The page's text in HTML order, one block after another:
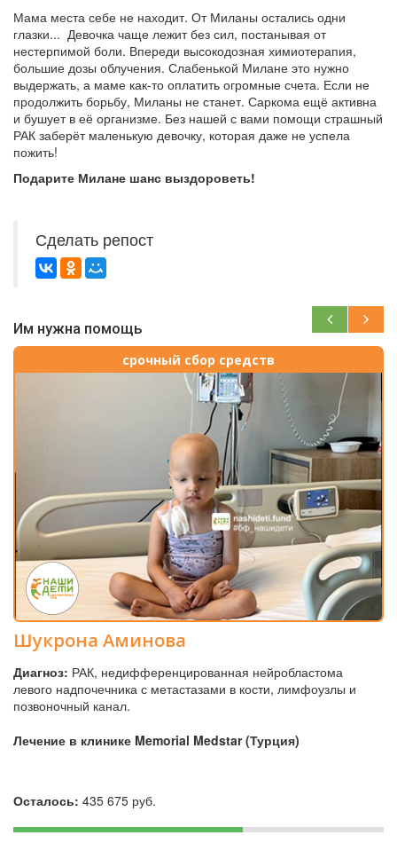
Мама места себе не находит. От Миланы остались одни
глазки... Девочка чаще лежит без сил, постанывая от
нестерпимой боли. Впереди высокодозная химиотерапия,
большие дозы облучения. Слабенькой Милане это нужно
выдержать, а маме как-то оплатить огромные счета. Если не
продолжить борьбу, Миланы не станет. Саркома ещё активна
и бушует в её организме. Без нашей с вами помощи страшный
РАК заберёт маленькую девочку, которая даже не успела
пожить!
Подарите Милане шанс выздороветь!
Сделать репост
Им нужна помощь
срочный сбор средств
Шукрона Аминова
Диагноз: РАК, недифференцированная нейробластома
левого надпочечника с метастазами в кости, лимфоузлы и
позвоночный канал.
Лечение в клинике Memorial Medstar (Турция)
Осталось: 435 675 руб.